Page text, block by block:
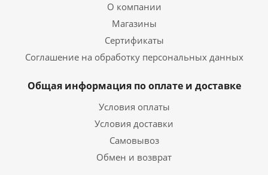
О компании
Магазины
Сертификаты
Соглашение на обработку персональных данных
Общая информация по оплате и доставке
Условия оплаты
Условия доставки
Самовывоз
Обмен и возврат